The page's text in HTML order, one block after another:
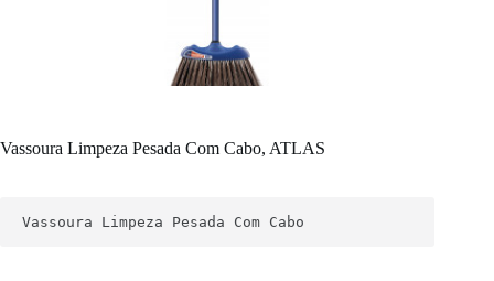
Vassoura Limpeza Pesada Com Cabo, ATLAS
Vassoura Limpeza Pesada Com Cabo